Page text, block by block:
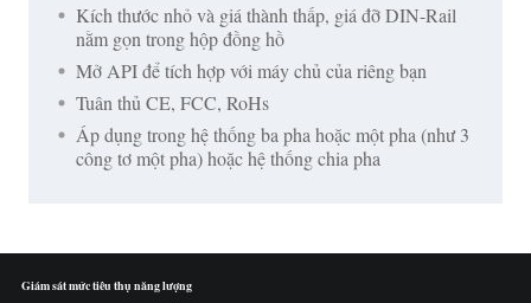
Kích thước nhỏ và giá thành thấp, giá đỡ DIN-Rail
nằm gọn trong hộp đồng hồ
Mở API để tích hợp với máy chủ của riêng bạn
Tuân thủ CE, FCC, RoHs
Áp dụng trong hệ thống ba pha hoặc một pha (như 3
công tơ một pha) hoặc hệ thống chia pha
Giám sát mức tiêu thụ năng lượng